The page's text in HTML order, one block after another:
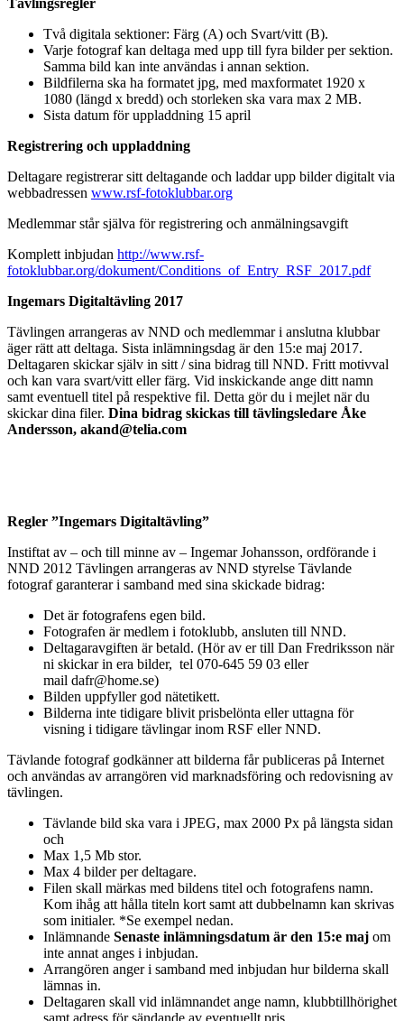
Tävlingsregler
Två digitala sektioner: Färg (A) och Svart/vitt (B).
Varje fotograf kan deltaga med upp till fyra bilder per sektion.
Samma bild kan inte användas i annan sektion.
Bildfilerna ska ha formatet jpg, med maxformatet 1920 x
1080 (längd x bredd) och storleken ska vara max 2 MB.
Sista datum för uppladdning 15 april
Registrering och uppladdning
Deltagare registrerar sitt deltagande och laddar upp bilder digitalt via
webbadressen www.rsf-fotoklubbar.org
Medlemmar står själva för registrering och anmälningsavgift
Komplett inbjudan http://www.rsf-
fotoklubbar.org/dokument/Conditions_of_Entry_RSF_2017.pdf
Ingemars Digitaltävling 2017
Tävlingen arrangeras av NND och medlemmar i anslutna klubbar
äger rätt att deltaga. Sista inlämningsdag är den 15:e maj 2017.
Deltagaren skickar själv in sitt / sina bidrag till NND. Fritt motivval
och kan vara svart/vitt eller färg. Vid inskickande ange ditt namn
samt eventuell titel på respektive fil. Detta gör du i mejlet när du
skickar dina filer. Dina bidrag skickas till tävlingsledare Åke
Andersson, akand@telia.com
Regler ”Ingemars Digitaltävling”
Instiftat av – och till minne av – Ingemar Johansson, ordförande i
NND 2012 Tävlingen arrangeras av NND styrelse Tävlande
fotograf garanterar i samband med sina skickade bidrag:
Det är fotografens egen bild.
Fotografen är medlem i fotoklubb, ansluten till NND.
Deltagaravgiften är betald. (Hör av er till Dan Fredriksson när
ni skickar in era bilder, tel 070-645 59 03 eller
mail dafr@home.se)
Bilden uppfyller god nätetikett.
Bilderna inte tidigare blivit prisbelönta eller uttagna för
visning i tidigare tävlingar inom RSF eller NND.
Tävlande fotograf godkänner att bilderna får publiceras på Internet
och användas av arrangören vid marknadsföring och redovisning av
tävlingen.
Tävlande bild ska vara i JPEG, max 2000 Px på längsta sidan
och
Max 1,5 Mb stor.
Max 4 bilder per deltagare.
Filen skall märkas med bildens titel och fotografens namn.
Kom ihåg att hålla titeln kort samt att dubbelnamn kan skrivas
som initialer. *Se exempel nedan.
Inlämnande Senaste inlämningsdatum är den 15:e maj om
inte annat anges i inbjudan.
Arrangören anger i samband med inbjudan hur bilderna skall
lämnas in.
Deltagaren skall vid inlämnandet ange namn, klubbtillhörighet